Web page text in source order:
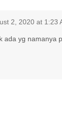
2, 2020 at 1:23
ada yg namanya